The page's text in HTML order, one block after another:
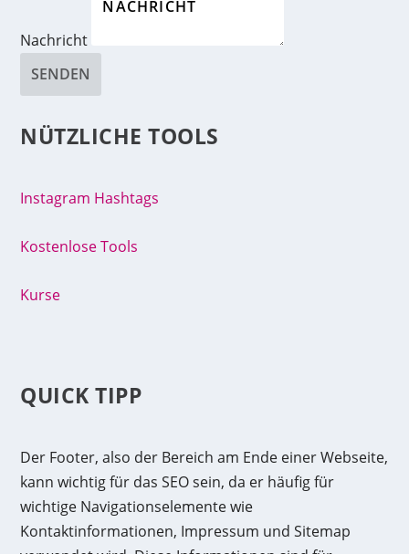
Nachricht
SENDEN
NÜTZLICHE TOOLS
Instagram Hashtags
Kostenlose Tools
Kurse
QUICK TIPP
Der Footer, also der Bereich am Ende einer Webseite,
kann wichtig für das SEO sein, da er häufig für
wichtige Navigationselemente wie
Kontaktinformationen, Impressum und Sitemap